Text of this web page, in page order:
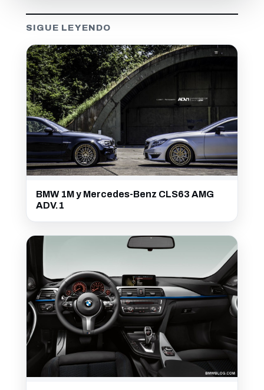
SIGUE LEYENDO
BMW 1M y Mercedes-Benz CLS63 AMG
ADV.1